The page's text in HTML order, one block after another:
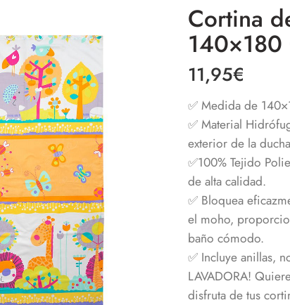
Cortina
11,95€
✅ Medida de
✅ Material
exterior de la ducha
✅100% Tejido
de alta calidad.
✅ Bloquea
el moho,
baño cómodo.
✅ Incluye anillas,
LAVADORA!
disfruta de tus